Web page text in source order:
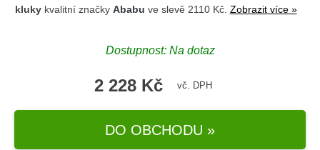
klukykvalitní značky Ababu ve slevě 2110 Kč. Zobrazit více »
Dostupnost: Na dotaz
2 228 Kč vč. DPH
DO OBCHODU »